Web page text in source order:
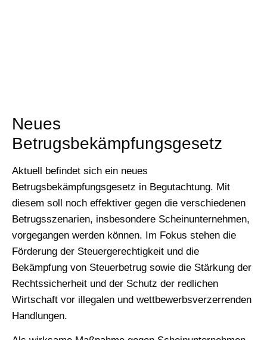
Neues
Betrugsbekämpfungsgesetz
Aktuell befindet sich ein neues
Betrugsbekämpfungsgesetz in Begutachtung. Mit
diesem soll noch effektiver gegen die verschiedenen
Betrugsszenarien, insbesondere Scheinunternehmen,
vorgegangen werden können. Im Fokus stehen die
Förderung der Steuergerechtigkeit und die
Bekämpfung von Steuerbetrug sowie die Stärkung der
Rechtssicherheit und der Schutz der redlichen
Wirtschaft vor illegalen und wettbewerbsverzerrenden
Handlungen.